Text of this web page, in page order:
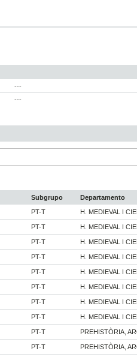
---
---
Subgrupo Departamento
PT-T H. MEDIEVAL I
PT-T H. MEDIEVAL I
PT-T H. MEDIEVAL I
PT-T H. MEDIEVAL I
PT-T H. MEDIEVAL I
PT-T H. MEDIEVAL I
PT-T H. MEDIEVAL I
PT-T H. MEDIEVAL I
PT-T PREHISTÒRIA,
PT-T PREHISTÒRIA,